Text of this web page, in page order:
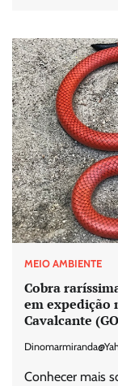
MEIO AMBIENTE
Cobra
em expedição
Cavalcante
Conhecer mais